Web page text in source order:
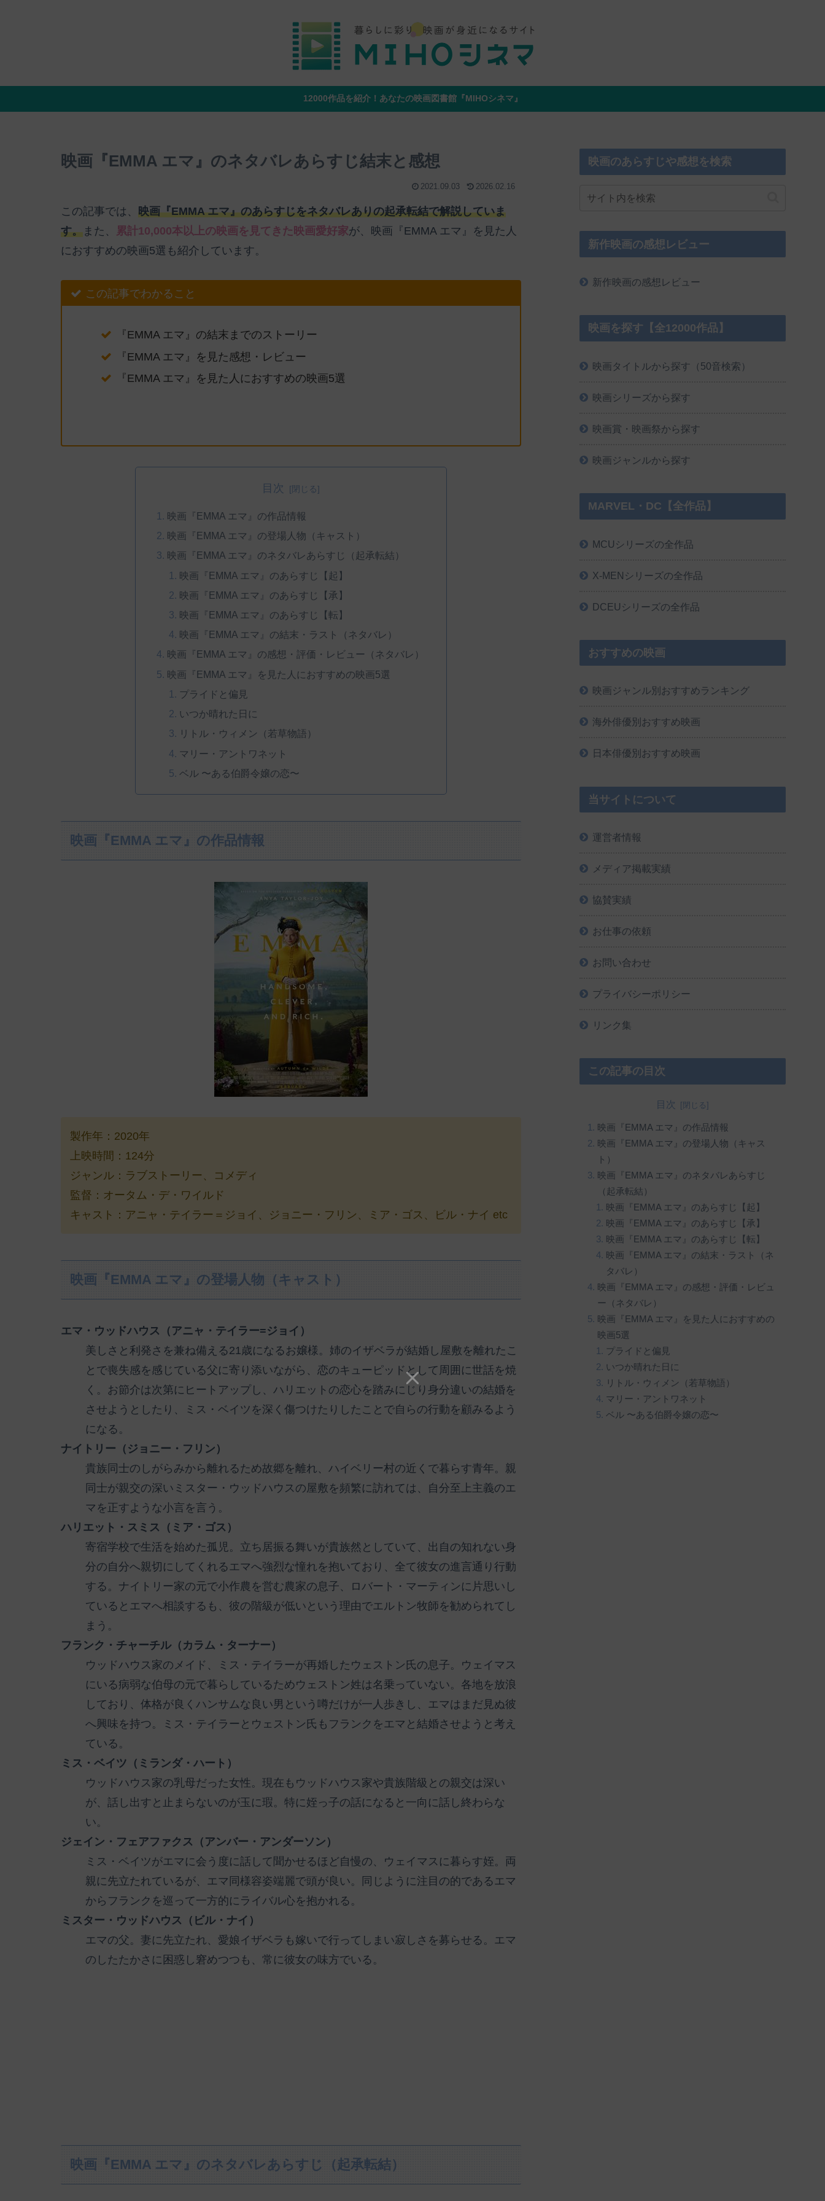
12000作品を紹介！あなたの映画図書館『MIHOシネマ』
映画『EMMA エマ』のネタバレあらすじ結末と感想
2021.09.03 2026.02.16
この記事では、 映画『EMMA エマ』のあらすじをネタバレありの起承転結で解説していま
す。 また、 累計10,000本以上の映画を見てきた映画愛好家が、映画『EMMA エマ』を見た人
におすすめの映画5選も紹介しています。
この記事でわかること
『EMMA エマ』の結末までのストーリー
『EMMA エマ』を見た感想・レビュー
『EMMA エマ』を見た人におすすめの映画5選
目次
映画『EMMA エマ』の作品情報
映画『EMMA エマ』の登場人物（キャスト）
映画『EMMA エマ』のネタバレあらすじ（起承転結）
映画『EMMA エマ』のあらすじ【起】
映画『EMMA エマ』のあらすじ【承】
映画『EMMA エマ』のあらすじ【転】
映画『EMMA エマ』の結末・ラスト（ネタバレ）
映画『EMMA エマ』の感想・評価・レビュー（ネタバレ）
映画『EMMA エマ』を見た人におすすめの映画5選
プライドと偏見
いつか晴れた日に
リトル・ウィメン（若草物語）
マリー・アントワネット
ベル 〜ある伯爵令嬢の恋〜
映画『EMMA エマ』の作品情報
製作年：2020年
上映時間：124分
ジャンル：ラブストーリー、コメディ
監督：オータム・デ・ワイルド
キャスト：アニャ・テイラー＝ジョイ、ジョニー・フリン、ミア・ゴス、ビル・ナイ etc
映画『EMMA エマ』の登場人物（キャスト）
エマ・ウッドハウス（アニャ・テイラー=ジョイ）
美しさと利発さを兼ね備える21歳になるお嬢様。姉のイザベラが結婚し屋敷を離れたこ
とで喪失感を感じている父に寄り添いながら、恋のキューピッドとして周囲に世話を焼
く。お節介は次第にヒートアップし、ハリエットの恋心を踏みにじり身分違いの結婚を
させようとしたり、ミス・ベイツを深く傷つけたりしたことで自らの行動を顧みるよう
になる。
ナイトリー（ジョニー・フリン）
貴族同士のしがらみから離れるため故郷を離れ、ハイベリー村の近くで暮らす青年。親
同士が親交の深いミスター・ウッドハウスの屋敷を頻繁に訪れては、自分至上主義のエ
マを正すような小言を言う。
ハリエット・スミス（ミア・ゴス）
寄宿学校で生活を始めた孤児。立ち居振る舞いが貴族然としていて、出自の知れない身
分の自分へ親切にしてくれるエマへ強烈な憧れを抱いており、全て彼女の進言通り行動
する。ナイトリー家の元で小作農を営む農家の息子、ロバート・マーティンに片思いし
ているとエマへ相談するも、彼の階級が低いという理由でエルトン牧師を勧められてし
まう。
フランク・チャーチル（カラム・ターナー）
ウッドハウス家のメイド、ミス・テイラーが再婚したウェストン氏の息子。ウェイマス
にいる病弱な伯母の元で暮らしているためウェストン姓は名乗っていない。各地を放浪
しており、体格が良くハンサムな良い男という噂だけが一人歩きし、エマはまだ見ぬ彼
へ興味を持つ。ミス・テイラーとウェストン氏もフランクをエマと結婚させようと考え
ている。
ミス・ベイツ（ミランダ・ハート）
ウッドハウス家の乳母だった女性。現在もウッドハウス家や貴族階級との親交は深い
が、話し出すと止まらないのが玉に瑕。特に姪っ子の話になると一向に話し終わらな
い。
ジェイン・フェアファクス（アンバー・アンダーソン）
ミス・ベイツがエマに会う度に話して聞かせるほど自慢の、ウェイマスに暮らす姪。両
親に先立たれているが、エマ同様容姿端麗で頭が良い。同じように注目の的であるエマ
からフランクを巡って一方的にライバル心を抱かれる。
ミスター・ウッドハウス（ビル・ナイ）
エマの父。妻に先立たれ、愛娘イザベラも嫁いで行ってしまい寂しさを募らせる。エマ
のしたたかさに困惑し窘めつつも、常に彼女の味方でいる。
映画『EMMA エマ』のネタバレあらすじ（起承転結）
映画のあらすじや感想を検索
新作映画の感想レビュー
新作映画の感想レビュー
映画を探す【全12000作品】
映画タイトルから探す（50音検索）
映画シリーズから探す
映画賞・映画祭から探す
映画ジャンルから探す
MARVEL・DC【全作品】
MCUシリーズの全作品
X-MENシリーズの全作品
DCEUシリーズの全作品
おすすめの映画
映画ジャンル別おすすめランキング
海外俳優別おすすめ映画
日本俳優別おすすめ映画
当サイトについて
運営者情報
メディア掲載実績
協賛実績
お仕事の依頼
お問い合わせ
プライバシーポリシー
リンク集
この記事の目次
目次
映画『EMMA エマ』の作品情報
映画『EMMA エマ』の登場人物（キャス
ト）
映画『EMMA エマ』のネタバレあらすじ
（起承転結）
映画『EMMA エマ』のあらすじ【起】
映画『EMMA エマ』のあらすじ【承】
映画『EMMA エマ』のあらすじ【転】
映画『EMMA エマ』の結末・ラスト（ネ
タバレ）
映画『EMMA エマ』の感想・評価・レビュ
ー（ネタバレ）
映画『EMMA エマ』を見た人におすすめの
映画5選
プライドと偏見
いつか晴れた日に
リトル・ウィメン（若草物語）
マリー・アントワネット
ベル 〜ある伯爵令嬢の恋〜